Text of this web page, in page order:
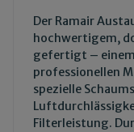
Der Ramair
hochwertigem,
gefertigt –
professionellen
spezielle
Filterleistung.